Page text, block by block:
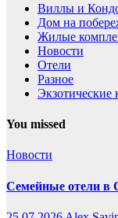
Виллы и
Дом на
Жилые
Новости
Отели
Разное
Экзотические
You missed
Новости
Семейные отели в